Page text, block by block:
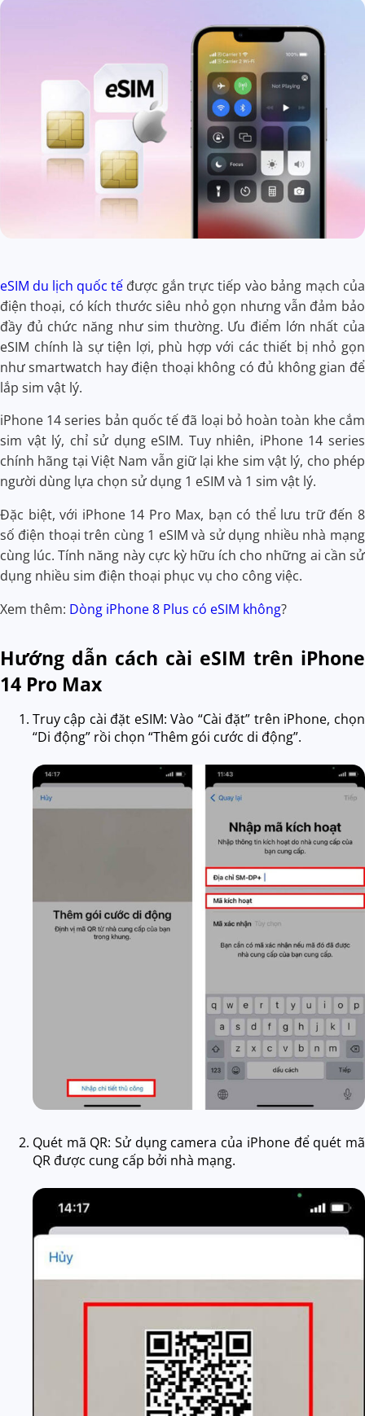
eSIM du lịch quốc tế được gắn trực tiếp vào bảng mạch của
điện thoại, có kích thước siêu nhỏ gọn nhưng vẫn đảm bảo
đầy đủ chức năng như sim thường. Ưu điểm lớn nhất của
eSIM chính là sự tiện lợi, phù hợp với các thiết bị nhỏ gọn
như smartwatch hay điện thoại không có đủ không gian để
lắp sim vật lý.
iPhone 14 series bản quốc tế đã loại bỏ hoàn toàn khe cắm
sim vật lý, chỉ sử dụng eSIM. Tuy nhiên, iPhone 14 series
chính hãng tại Việt Nam vẫn giữ lại khe sim vật lý, cho phép
người dùng lựa chọn sử dụng 1 eSIM và 1 sim vật lý.
Đặc biệt, với iPhone 14 Pro Max, bạn có thể lưu trữ đến 8
số điện thoại trên cùng 1 eSIM và sử dụng nhiều nhà mạng
cùng lúc. Tính năng này cực kỳ hữu ích cho những ai cần sử
dụng nhiều sim điện thoại phục vụ cho công việc.
Xem thêm: Dòng iPhone 8 Plus có eSIM không?
Hướng dẫn cách cài eSIM trên iPhone
14 Pro Max
Truy cập cài đặt eSIM: Vào “Cài đặt” trên iPhone, chọn
“Di động” rồi chọn “Thêm gói cước di động”.
Quét mã QR: Sử dụng camera của iPhone để quét mã
QR được cung cấp bởi nhà mạng.